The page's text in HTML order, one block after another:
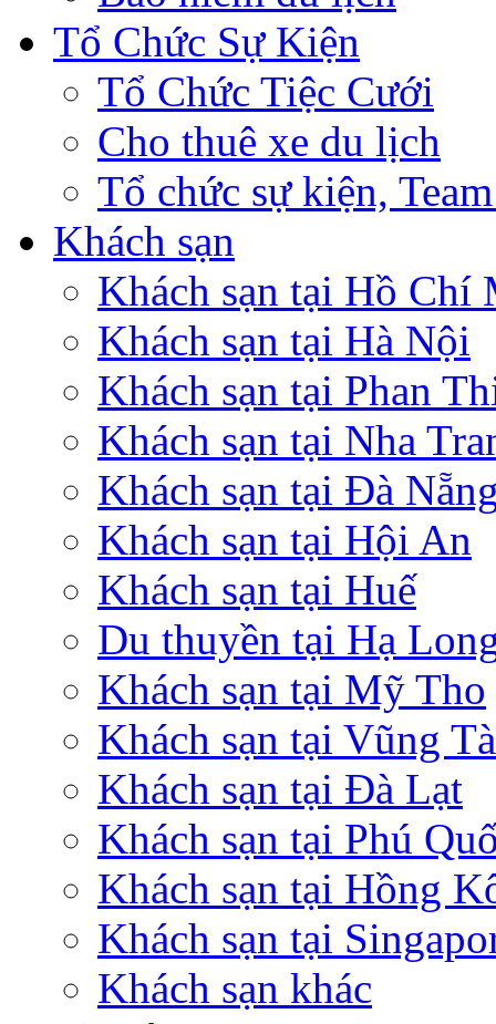
Tổ Chức Sự Kiện
Tổ Chức Tiệc Cưới
Cho thuê xe du lịch
Tổ chức sự kiện,
Khách sạn
Khách sạn tại Hồ Chí
Khách sạn tại Hà Nội
Khách sạn tại Phan
Khách sạn tại Nha
Khách sạn tại Đà
Khách sạn tại Hội An
Khách sạn tại Huế
Du thuyền tại Hạ
Khách sạn tại Mỹ Tho
Khách sạn tại Vũng
Khách sạn tại Đà Lạt
Khách sạn tại Phú
Khách sạn tại Hồng
Khách sạn tại
Khách sạn khác